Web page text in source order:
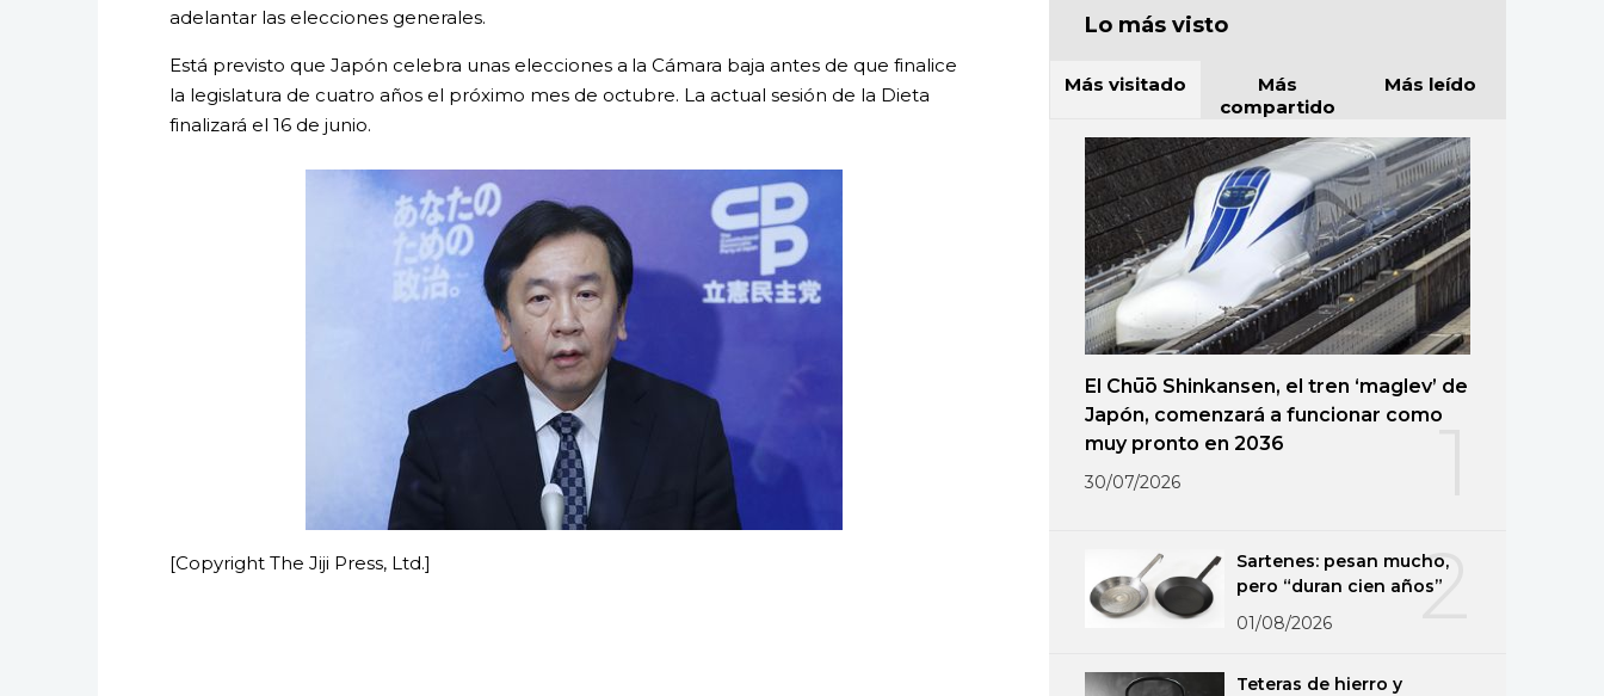
adelantar las elecciones generales.
Está previsto que Japón celebra unas elecciones a la Cámara baja antes de que finalice
la legislatura de cuatro años el próximo mes de octubre. La actual sesión de la Dieta
finalizará el 16 de junio.
[Copyright The Jiji Press, Ltd.]
Lo más visto
Más visitado
Más
compartido
Más leído
El Chūō Shinkansen, el tren ‘maglev’ de
Japón, comenzará a funcionar como
muy pronto en 2036
30/07/2026
2
Sartenes: pesan mucho,
pero “duran cien años”
01/08/2026
Teteras de hierro y